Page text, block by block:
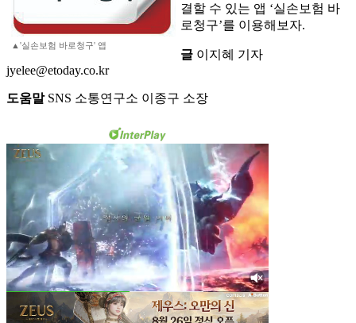
▲'실손보험 바로청구' 앱
결할 수 있는 앱 ‘실손보험 바
로청구’를 이용해보자.
글 이지혜 기자
jyelee@etoday.co.kr
도움말SNS 소통연구소 이종구 소장